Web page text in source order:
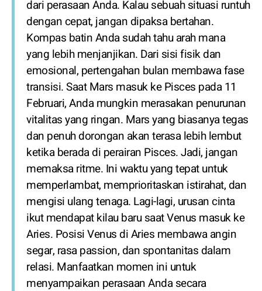
dari perasaan Anda. Kalau sebuah situasi runtuh
dengan cepat, jangan dipaksa bertahan.
Kompas batin Anda sudah tahu arah mana
yang lebih menjanjikan. Dari sisi fisik dan
emosional, pertengahan bulan membawa fase
transisi. Saat Mars masuk ke Pisces pada 11
Februari, Anda mungkin merasakan penurunan
vitalitas yang ringan. Mars yang biasanya tegas
dan penuh dorongan akan terasa lebih lembut
ketika berada di perairan Pisces. Jadi, jangan
memaksa ritme. Ini waktu yang tepat untuk
memperlambat, memprioritaskan istirahat, dan
mengisi ulang tenaga. Lagi-lagi, urusan cinta
ikut mendapat kilau baru saat Venus masuk ke
Aries. Posisi Venus di Aries membawa angin
segar, rasa passion, dan spontanitas dalam
relasi. Manfaatkan momen ini untuk
menyampaikan perasaan Anda secara